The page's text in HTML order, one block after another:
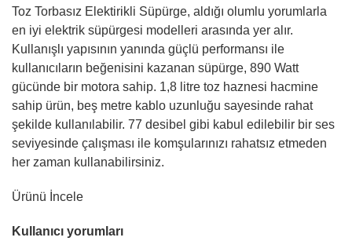
Toz Torbasız Elektirikli Süpürge, aldığı olumlu yorumlarla
en iyi elektrik süpürgesi modelleri arasında yer alır.
Kullanışlı yapısının yanında güçlü performansı ile
kullanıcıların beğenisini kazanan süpürge, 890 Watt
gücünde bir motora sahip. 1,8 litre toz haznesi hacmine
sahip ürün, beş metre kablo uzunluğu sayesinde rahat
şekilde kullanılabilir. 77 desibel gibi kabul edilebilir bir ses
seviyesinde çalışması ile komşularınızı rahatsız etmeden
her zaman kullanabilirsiniz.
Ürünü İncele
Kullanıcı yorumları